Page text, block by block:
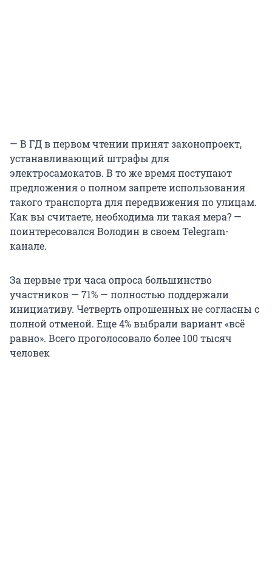
— В ГД в первом чтении принят законопроект,
устанавливающий штрафы для
электросамокатов. В то же время поступают
предложения о полном запрете использования
такого транспорта для передвижения по улицам.
Как вы считаете, необходима ли такая мера? —
поинтересовался Володин в своем Telegram-
канале.
За первые три часа опроса большинство
участников — 71% — полностью поддержали
инициативу. Четверть опрошенных не согласны с
полной отменой. Еще 4% выбрали вариант «всё
равно». Всего проголосовало более 100 тысяч
человек